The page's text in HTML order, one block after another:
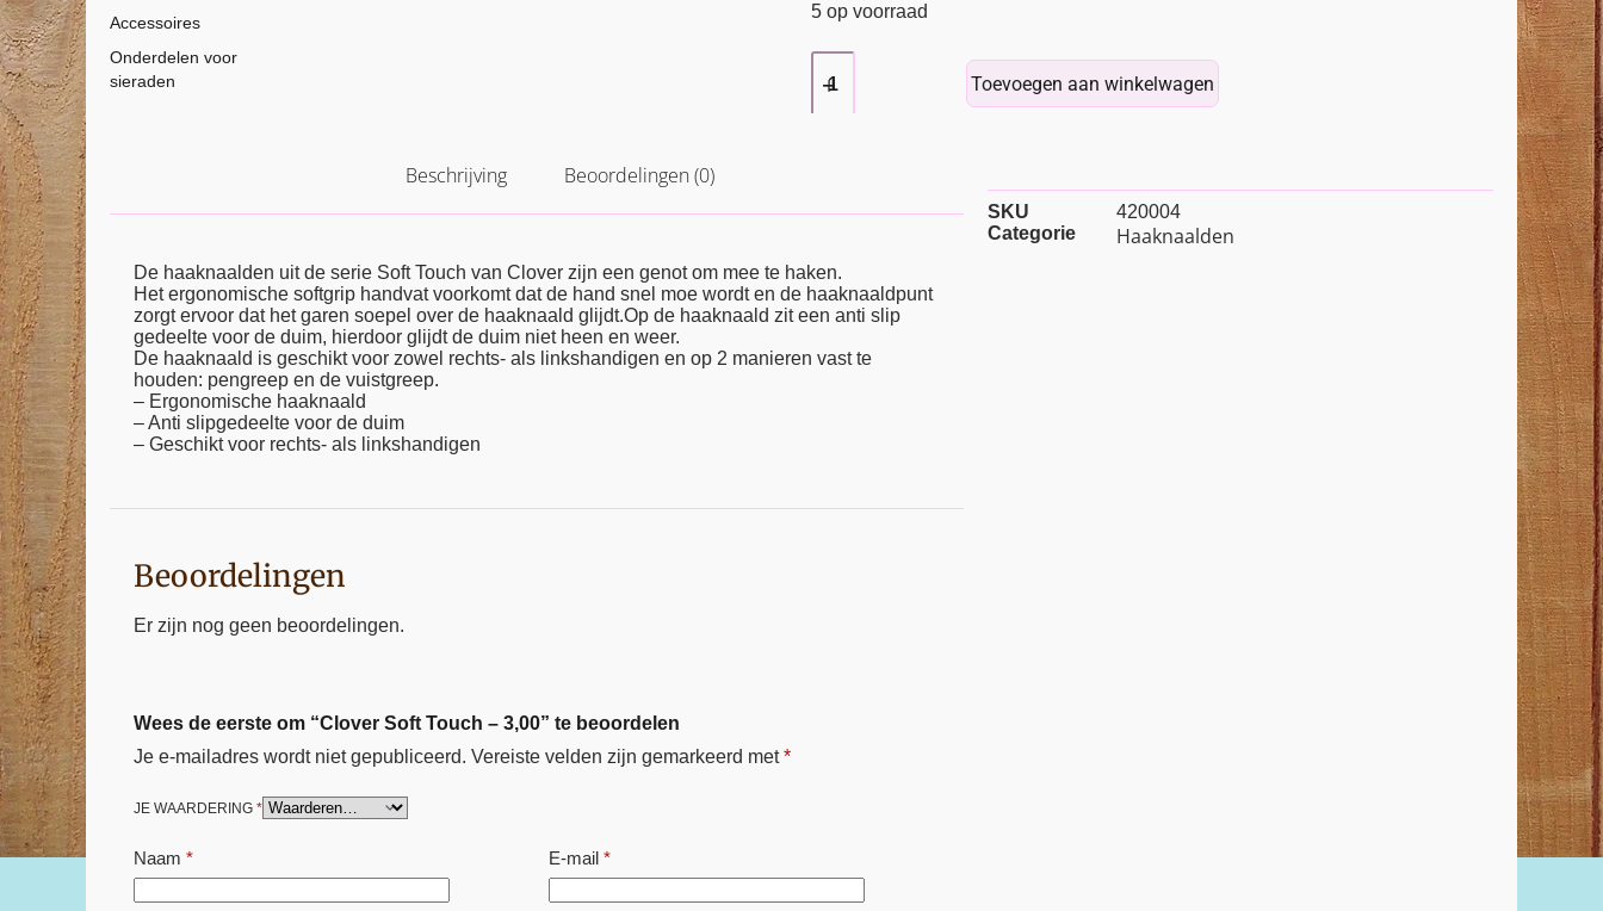
Accessoires
Onderdelen voor
sieraden
5 op voorraad
Toevoegen aan winkelwagen
Beschrijving Beoordelingen (0)
De haaknaalden uit de serie Soft Touch van Clover zijn een genot om mee te haken.
Het ergonomische softgrip handvat voorkomt dat de hand snel moe wordt en de haaknaaldpunt
zorgt ervoor dat het garen soepel over de haaknaald glijdt.Op de haaknaald zit een anti slip
gedeelte voor de duim, hierdoor glijdt de duim niet heen en weer.
De haaknaald is geschikt voor zowel rechts- als linkshandigen en op 2 manieren vast te
houden: pengreep en de vuistgreep.
– Ergonomische haaknaald
– Anti slipgedeelte voor de duim
– Geschikt voor rechts- als linkshandigen
Beoordelingen
Er zijn nog geen beoordelingen.
Wees de eerste om “Clover Soft Touch – 3,00” te beoordelen
Je e-mailadres wordt niet gepubliceerd. Vereiste velden zijn gemarkeerd met*
JE WAARDERING *
Naam * E-mail*
SKU
420004
Categorie
Haaknaalden